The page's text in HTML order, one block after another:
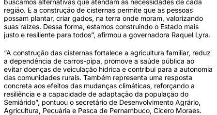
buscamos alternativas que atendam às necessidades de cada
região. E a construção de cisternas permite que as pessoas
possam plantar, criar gados, na terra onde moram, valorizando
suas raízes. Dessa forma, estamos construindo o Estado mais
justo e resiliente para todos”, afirmou a governadora Raquel Lyra.
“A construção das cisternas fortalece a agricultura familiar, reduz
a dependência de carros-pipa, promove a saúde pública ao
evitar doenças de veiculação hídrica e contribui para a autonomia
das comunidades rurais. Também representa uma resposta
concreta aos efeitos das mudanças climáticas, reforçando a
resiliência e a capacidade de adaptação da população do
Semiárido”, pontuou o secretário de Desenvolvimento Agrário,
Agricultura, Pecuária e Pesca de Pernambuco, Cícero Moraes.